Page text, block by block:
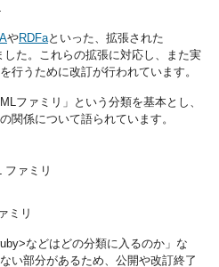
やRDFaといった、拡張された
た。これらの拡張に対応し、また実
行うために改訂が行われています。
ファミリ」という分類を基本とし、
関係について語られています。
ファミリ
ミリ
などはどの分類に入るのか」な
い部分があるため、公開や改訂終了